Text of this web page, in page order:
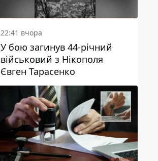
22:41 вчора
У бою загинув 44-річний
військовий з Нікополя
Євген Тарасенко